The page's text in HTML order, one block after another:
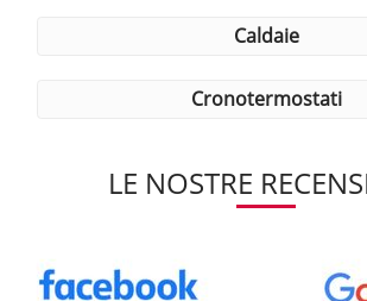
caldaie
cronotermostati
LE NOSTRE